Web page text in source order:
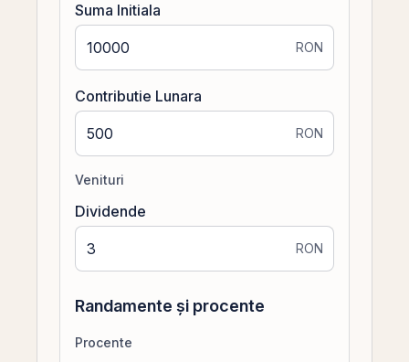
Suma Initiala
RON
Contributie Lunara
RON
Venituri
Dividende
RON
Randamente și procente
Procente